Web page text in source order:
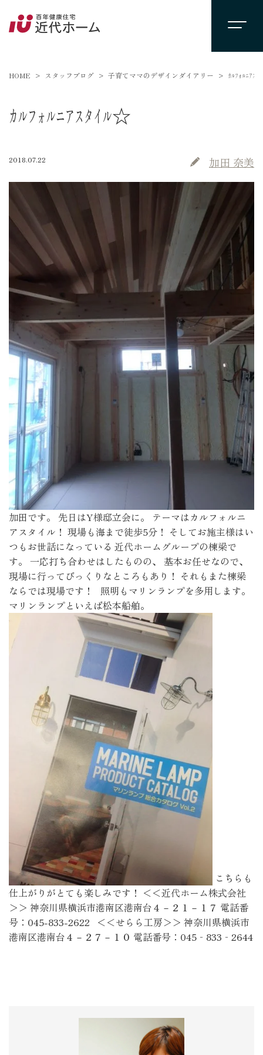
HOME スタッフブログ 子育てママのデザインダイアリー ｶﾙﾌｫﾙﾆｱｽ
ｶﾙﾌｫﾙﾆｱｽﾀｲﾙ☆
2018.07.22 加田 奈美
加田です。 先日はY様邸立会に。 テーマはカルフォルニ
アスタイル！ 現場も海まで徒歩5分！ そしてお施主様はい
つもお世話になっている 近代ホームグループの棟梁で
す。 一応打ち合わせはしたものの、 基本お任せなので、
現場に行ってびっくりなところもあり！ それもまた棟梁
ならでは現場です！ 照明もマリンランプを多用します。
マリンランプといえば松本船舶。
こちらも
仕上がりがとても楽しみです！ ＜＜近代ホーム株式会社
＞＞ 神奈川県横浜市港南区港南台４－２１－１７ 電話番
号：045-833-2622 ＜＜せらら工房＞＞ 神奈川県横浜市
港南区港南台４－２７－１０ 電話番号：045‐833‐2644